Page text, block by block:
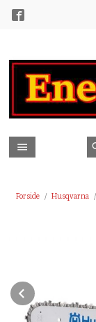
Forside Husqvarna
Prev